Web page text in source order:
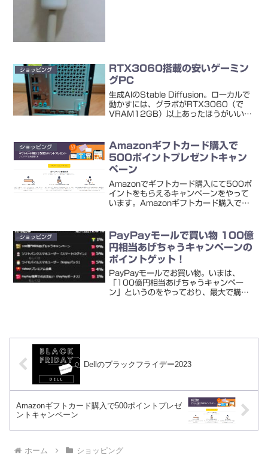
ショッピング
RTX3060搭載の安いゲーミン
グPC
生成AIのStable Diffusion。ローカルで
動かすには、グラボがRTX3060（で
VRAM12GB）以上あったほうがいいら
♪RTX3060のゲーミングPC ネット
通...
ショッピング
Amazonギフトカード購入で
500ポイントプレゼントキャン
ペーン
Amazonでギフトカード購入にて500ポ
イントをもらえるキャンペーンをやって
います。Amazonギフトカード購入で
購入で500ptもらえるキャンペーンのペ
ージへ...
ショッピング
PayPayモールで買い物 100億
円相当あげちゃうキャンペーンの
ポイントゲット！
PayPayモールでお買い物。いまは、
「100億円相当あげちゃうキャンペー
ン」というのをやっており、最大で購入
Dellのブラックフライデー2023
Amazonギフトカード購入で500ポイントプレゼ
ントキャンペーン
ホーム ショッピング